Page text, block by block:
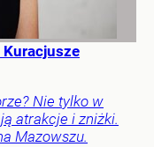
Nie tylko w
atrakcje i zniżki.
Mazowszu.